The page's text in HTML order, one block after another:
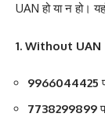
UAN हो या न हो।
1. Without UAN
9966044425
7738299899